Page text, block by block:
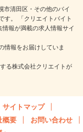
市清田区・その他のバイ
す。 「クリエイトバイト
報が満載の求人情報サイ
情報をお届けしていま
る株式会社クリエイトが
サイトマップ
概要
お問い合わせ